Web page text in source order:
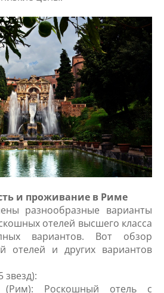
и проживание в Риме
разнообразные варианты
отелей высшего класса
вариантов. Вот обзор
отелей и других вариантов
звезд):
Роскошный отель с